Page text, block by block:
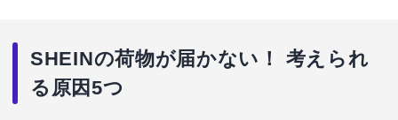
SHEINの荷物が届かない！ 考えられ
る原因5つ